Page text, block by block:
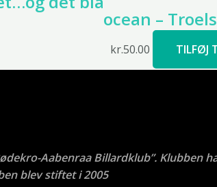
ocean –
kr.50.00 TILFØJ
Aabenraa Billardklub”. Klubben
blev stiftet i 2005